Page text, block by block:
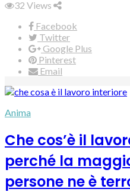
32 Views
Facebook
Twitter
Google Plus
Pinterest
Email
Anima
Che cos’è il
perché la
persone ne è